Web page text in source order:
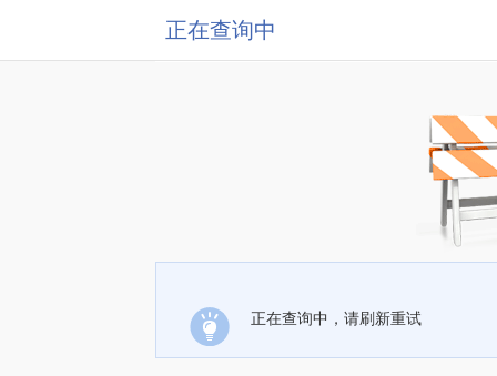
正在查询中
正在查询中，请刷新重试